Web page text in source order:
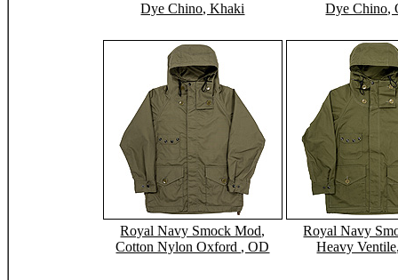
Dye Chino, Khaki Dye Chino,
Royal Navy Smock Mod,
Cotton Nylon Oxford , OD
Royal Navy
Heavy